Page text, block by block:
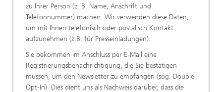
zu Ihrer Person (z. B. Name, Anschrift und
Telefonnummer) machen. Wir verwenden diese Daten,
um mit Ihnen telefonisch oder postalisch Kontakt
aufzunehmen (z.B. für Presseinladungen).
Sie bekommen im Anschluss per E-Mail eine
Registrierungsbenachrichtigung, die Sie bestätigen
müssen, um den Newsletter zu empfangen (sog. Double
Opt-In). Dies dient uns als Nachweis darüber, dass die